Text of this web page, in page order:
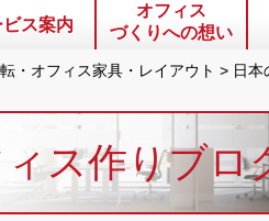
ス案内
オフィス
づくりへの想い
・オフィス家具・レイアウト > 日本
ス作りブロ